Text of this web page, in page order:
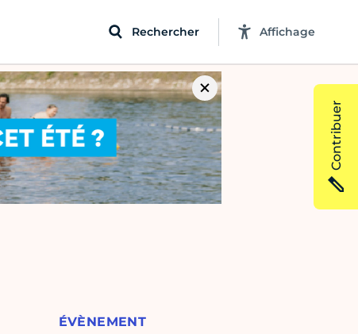
Rechercher Affichage
ÉVÈNEMENT
Contribuer